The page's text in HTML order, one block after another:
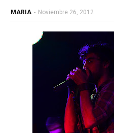
MARIA - Noviembre 26, 2012